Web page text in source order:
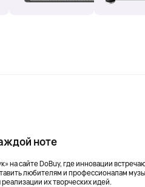
ноте
на сайте DoBuy, где инновации
любителям и профессионалам
их творческих идей.